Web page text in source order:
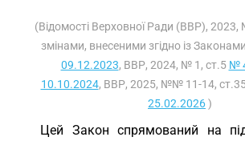
(Відомості Верховної Ради (ВВР), 2023,
змінами, внесеними згідно із Законами
09.12.2023, ВВР, 2024, № 1, ст.5 №
10.10.2024, ВВР, 2025, №№ 11-14,
25.02.2026)
Цей Закон спрямований на